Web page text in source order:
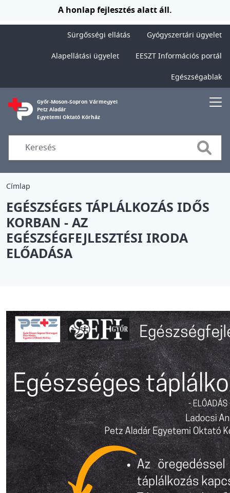
Ugrás a tartalomraA honlap fejlesztés alatt áll.
Sürgősségi ellátás
Gyógyszertári ügyelet
Alapellátási ügyelet
EESZT Információs portál
Egészségablak
Győr-Moson-Sopron Vármegyei
Petz Aladár
Egyetemi Oktató Kórház
Search
Címlap
EGÉSZSÉGES TÁPLÁLKOZÁS IDŐS
KORBAN - AZ
EGÉSZSÉGFEJLESZTÉSI IRODA
ELŐADÁSA